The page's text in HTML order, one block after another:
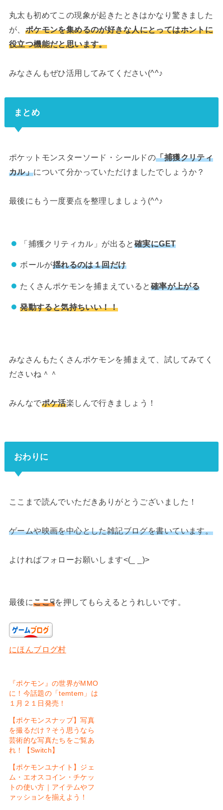
丸太も初めてこの現象が起きたときはかなり驚きました
が、 ポケモンを集めるのが好きな人にとってはホントに
役立つ機能だと思います。
みなさんもぜひ活用してみてください(^^♪
まとめ
ポケットモンスターソード・シールドの「捕獲クリティ
カル」について分かっていただけましたでしょうか？
最後にもう一度要点を整理しましょう(^^♪
「捕獲クリティカル」が出ると 確実にGET
ボールが揺れるのは１回だけ
たくさんポケモンを捕まえていると 確率が上がる
発動すると気持ちいい！！
みなさんもたくさんポケモンを捕まえて、試してみてく
ださいね＾＾
みんなでポケ活楽しんで行きましょう！
おわりに
ここまで読んでいただきありがとうございました！
ゲームや映画を中心とした雑記ブログを書いています。
よければフォローお願いします<(_ _)>
最後にここ☟を押してもらえるとうれしいです。
にほんブログ村
『ポケモン』の世界がMMO
に！今話題の「temtem」は
１月２１日発売！
【ポケモンスナップ】写真
を撮るだけ？そう思うなら
芸術的な写真たちをご覧あ
れ！【Switch】
【ポケモンユナイト】ジェ
ム・エオスコイン・チケッ
トの使い方｜アイテムやフ
ァッションを揃えよう！